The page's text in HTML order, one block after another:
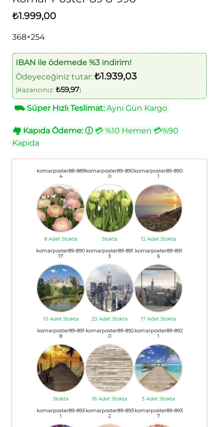
₺1.999,00
368×254
IBAN ile ödemede %3 indirim!
Ödeyeceğiniz tutar: ₺1.939,03
(Kazancınız: ₺59,97)
⛟Süper Hızlı Teslimat:Aynı Gün Kargo
🏘 Kapıda Ödeme: ⓘ💳 %10 Hemen 💳%90
Kapıda
komarposter88-889
4
8 Adet Stokta
komarposter89-890
0
Stokta
komarposter89-890
1
12 Adet Stokta
komarposter89-890
17
10 Adet Stokta
komarposter89-891
3
23 Adet Stokta
komarposter89-891
6
17 Adet Stokta
komarposter89-891
8
Stokta
komarposter89-892
0
16 Adet Stokta
komarposter89-892
1
3 Adet Stokta
komarposter89-893
1
komarposter89-893
2
komarposter89-893
7